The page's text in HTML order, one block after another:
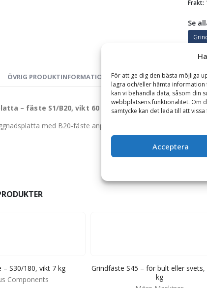
För att ge dig den bästa möjliga
lagra och/eller hämta
kan vi behandla data, såsom din
webbplatsens funktionalitet. Om
samtycke kan det leda till att
Acceptera
Frakt:
Se
ÖVRIG PRODUKTINFORMATION GARANTI
– fäste S1/B20, vikt 60 kg
med B20-fäste anpassad för redskap till
– S30/180, vikt 7 kg
Components
Grindfäste S45 – för bult eller svets,
kg